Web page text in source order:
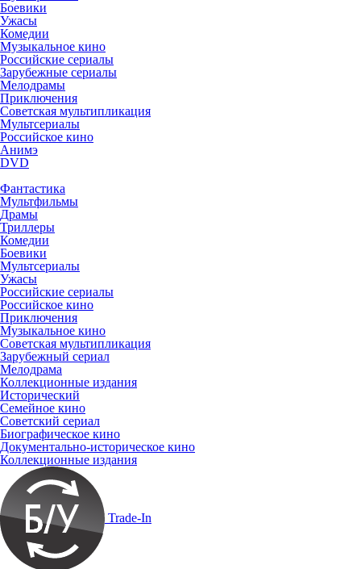
Боевики
Ужасы
Комедии
Музыкальное кино
Российские сериалы
Зарубежные сериалы
Мелодрамы
Приключения
Советская мультипликация
Мультсериалы
Российское кино
Анимэ
DVD
Фантастика
Мультфильмы
Драмы
Триллеры
Комедии
Боевики
Мультсериалы
Ужасы
Российские сериалы
Российское кино
Приключения
Музыкальное кино
Советская мультипликация
Зарубежный сериал
Мелодрама
Коллекционные издания
Исторический
Семейное кино
Советский сериал
Биографическое кино
Документально-историческое кино
Коллекционные издания
Trade-In